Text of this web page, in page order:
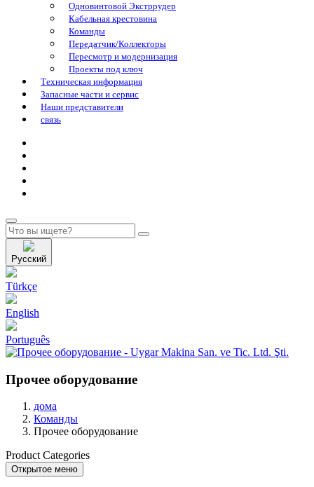
Одновинтовой Экстррудер
Кабельная крестовина
Команды
Передатчик/Коллекторы
Пересмотр и модернизация
Проекты под ключ
Техническая информация
Запасные части и сервис
Наши представители
связь
Pусский
Türkçe
English
Português
Прочее оборудование
дома
Команды
Прочее оборудование
Product Categories
Открытое меню